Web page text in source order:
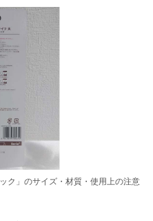
ク」のサイズ・材質・使用上の注意